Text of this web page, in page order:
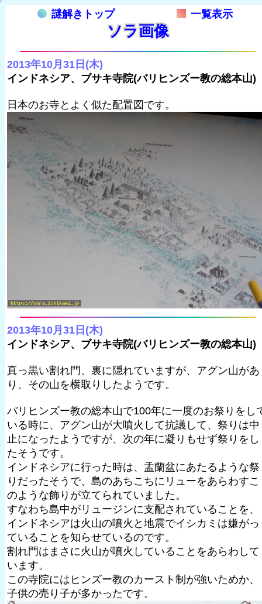
謎解きトップ 一覧表示
ソラ画像
2013年10月31日(木)
インドネシア、ブサキ寺院(バリヒンズー教の総本山)
日本のお寺とよく似た配置図です。
2013年10月31日(木)
インドネシア、ブサキ寺院(バリヒンズー教の総本山)
真っ黒い割れ門、裏に隠れていますが、アグン山があ
り、その山を横取りしたようです。
バリヒンズー教の総本山で100年に一度のお祭りをし
いる時に、アグン山が大噴火して抗議して、祭りは中
止になったようですが、次の年に凝りもせず祭りをし
たそうです。
インドネシアに行った時は、盂蘭盆にあたるような祭
りだったそうで、島のあちこちにリューをあらわすこ
のような飾りが立てられていました。
すなわち島中がリュージンに支配されていることを、
インドネシアは火山の噴火と地震でイシカミは嫌がっ
ていることを知らせているのです。
割れ門はまさに火山が噴火していることをあらわして
います。
この寺院にはヒンズー教のカースト制が強いためか、
子供の売り子が多かったです。